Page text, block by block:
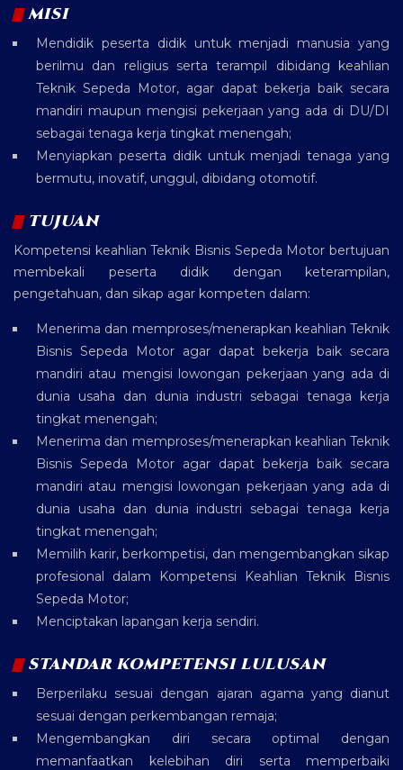
MISI
Mendidik peserta didik untuk menjadi manusia yang
berilmu dan religius serta terampil dibidang keahlian
Teknik Sepeda Motor, agar dapat bekerja baik secara
mandiri maupun mengisi pekerjaan yang ada di DU/DI
sebagai tenaga kerja tingkat menengah;
Menyiapkan peserta didik untuk menjadi tenaga yang
bermutu, inovatif, unggul, dibidang otomotif.
TUJUAN
Kompetensi keahlian Teknik Bisnis Sepeda Motor bertujuan
membekali peserta didik dengan keterampilan,
pengetahuan, dan sikap agar kompeten dalam:
Menerima dan memproses/menerapkan keahlian Teknik
Bisnis Sepeda Motor agar dapat bekerja baik secara
mandiri atau mengisi lowongan pekerjaan yang ada di
dunia usaha dan dunia industri sebagai tenaga kerja
tingkat menengah;
Menerima dan memproses/menerapkan keahlian Teknik
Bisnis Sepeda Motor agar dapat bekerja baik secara
mandiri atau mengisi lowongan pekerjaan yang ada di
dunia usaha dan dunia industri sebagai tenaga kerja
tingkat menengah;
Memilih karir, berkompetisi, dan mengembangkan sikap
profesional dalam Kompetensi Keahlian Teknik Bisnis
Sepeda Motor;
Menciptakan lapangan kerja sendiri.
STANDAR KOMPETENSI LULUSAN
Berperilaku sesuai dengan ajaran agama yang dianut
sesuai dengan perkembangan remaja;
Mengembangkan diri secara optimal dengan
memanfaatkan kelebihan diri serta memperbaiki